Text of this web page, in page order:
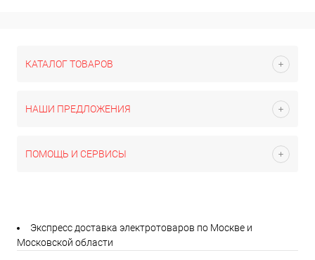
КАТАЛОГ ТОВАРОВ
НАШИ ПРЕДЛОЖЕНИЯ
ПОМОЩЬ И СЕРВИСЫ
Экспресс доставка электротоваров по Москве и
Московской области